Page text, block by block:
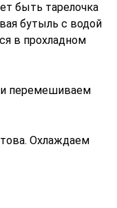
быть тарелочка
бутыль с водой
в прохладном
и перемешиваем
Охлаждаем